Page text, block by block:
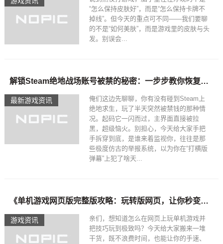
“怎么保持皮肤好”，而是“怎么保持卡牌不
掉线”。但今天的重点可不同——我们要聊
的不是“如何美肤”，而是游戏里的皮肤与头
发。别误会...
最新游戏资讯
解锁Steam绝地战场账号被禁的秘密：一步步教你恢复与防护
俺们这边先聊聊，你有没有碰到Steam上
绝地求生，玩了半天突然被禁钱的那种情
况。起码它一闪而过，主界面直接被拉
黑，超级恼火。别担心，今天给大家手把
手拆穿到底，是谁来着监视你，往往是那
些极度仿古的举报系统，以为你在“打横版
弹幕”上犯了啥天...
游戏资讯
《单机游戏网页版完整版攻略：玩转版网页，让你秒变大神》
亲们，想知道怎么在网页上玩单机游戏并
把技巧玩到极致吗？今天给大家搬来一堆
干货，既不浪费时间，也能让你的手速、